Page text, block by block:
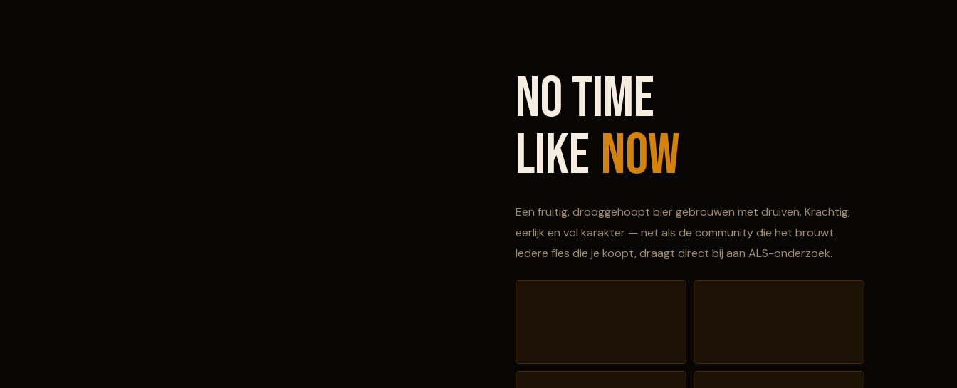
No time
like now
Een fruitig, drooggehoopt bier gebrouwen met druiven. Krachtig,
eerlijk en vol karakter — net als de community die het brouwt.
Iedere fles die je koopt, draagt direct bij aan ALS-onderzoek.